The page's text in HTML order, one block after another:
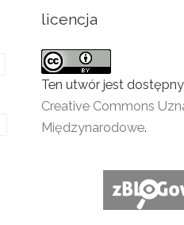
licencja
Ten utwór jest
Creative Commons
Międzynarodowe.